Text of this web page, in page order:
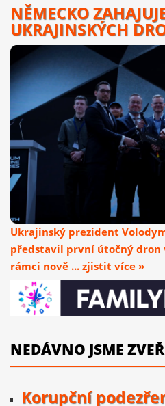
NĚMECKO
UKRAJINSKÝCH
Ukrajinský prezident
představil první útočný dron
rámci nově ... zjistit více »
NEDÁVNO JSME
Korupční